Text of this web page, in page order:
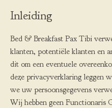
Inleiding
Bed & Breakfast Pax Tibi
klanten, potentiële klanten en
dit om een eventuele
deze privacyverklaring leggen
we uw persoonsgegevens
Wij hebben geen Functionaris